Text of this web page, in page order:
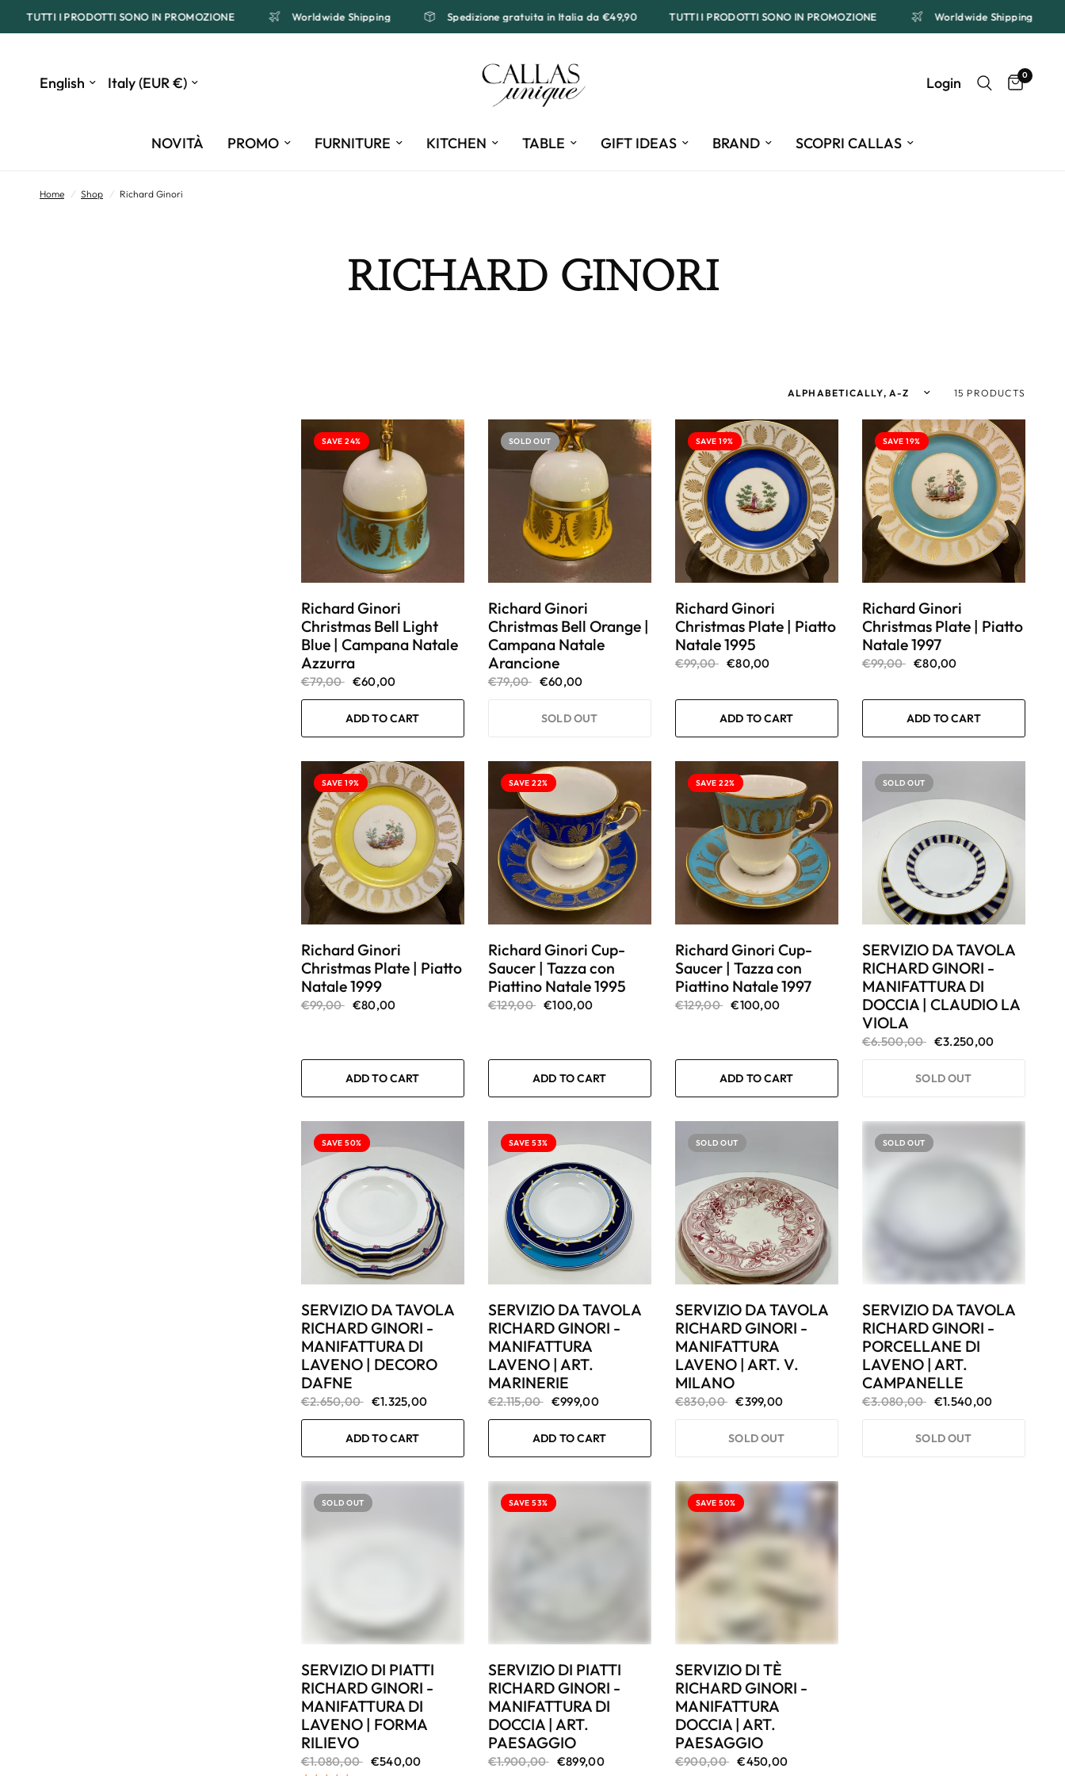
TUTTI I PRODOTTI SONO IN PROMOZIONE Worldwide Shipping Spedizione gratuita in Italia da €49,90 TUTTI I PRODOTTI SONO IN PROMOZIONE Worldwide Shipping
Update
country/region
Update
country/region
Login 0
NOVITÀ PROMO FURNITURE KITCHEN TABLE GIFT IDEAS BRAND SCOPRI CALLAS
Home / Shop / Richard Ginori
RICHARD GINORI
Sort by 15 PRODUCTS
SAVE 24%
Richard Ginori
Christmas Bell Light
Blue | Campana Natale
Azzurra
€79,00 €60,00
ADD TO CART
SOLD OUT
Richard Ginori
Christmas Bell Orange |
Campana Natale
Arancione
€79,00 €60,00
SOLD OUT
SAVE 19%
Richard Ginori
Christmas Plate | Piatto
Natale 1995
€99,00 €80,00
ADD TO CART
SAVE 19%
Richard Ginori
Christmas Plate | Piatto
Natale 1997
€99,00 €80,00
ADD TO CART
SAVE 19%
Richard Ginori
Christmas Plate | Piatto
Natale 1999
€99,00 €80,00
ADD TO CART
SAVE 22%
Richard Ginori Cup-
Saucer | Tazza con
Piattino Natale 1995
€129,00 €100,00
ADD TO CART
SAVE 22%
Richard Ginori Cup-
Saucer | Tazza con
Piattino Natale 1997
€129,00 €100,00
ADD TO CART
SOLD OUT
SERVIZIO DA TAVOLA
RICHARD GINORI -
MANIFATTURA DI
DOCCIA | CLAUDIO LA
VIOLA
€6.500,00 €3.250,00
SOLD OUT
SAVE 50%
SERVIZIO DA TAVOLA
RICHARD GINORI -
MANIFATTURA DI
LAVENO | DECORO
DAFNE
€2.650,00 €1.325,00
ADD TO CART
SAVE 53%
SERVIZIO DA TAVOLA
RICHARD GINORI -
MANIFATTURA
LAVENO | ART.
MARINERIE
€2.115,00 €999,00
ADD TO CART
SOLD OUT
SERVIZIO DA TAVOLA
RICHARD GINORI -
MANIFATTURA
LAVENO | ART. V.
MILANO
€830,00 €399,00
SOLD OUT
SOLD OUT
SERVIZIO DA TAVOLA
RICHARD GINORI -
PORCELLANE DI
LAVENO | ART.
CAMPANELLE
€3.080,00 €1.540,00
SOLD OUT
SOLD OUT
SERVIZIO DI PIATTI
RICHARD GINORI -
MANIFATTURA DI
LAVENO | FORMA
RILIEVO
€1.080,00 €540,00
SAVE 53%
SERVIZIO DI PIATTI
RICHARD GINORI -
MANIFATTURA DI
DOCCIA | ART.
PAESAGGIO
€1.900,00 €899,00
SAVE 50%
SERVIZIO DI TÈ
RICHARD GINORI -
MANIFATTURA
DOCCIA | ART.
PAESAGGIO
€900,00 €450,00